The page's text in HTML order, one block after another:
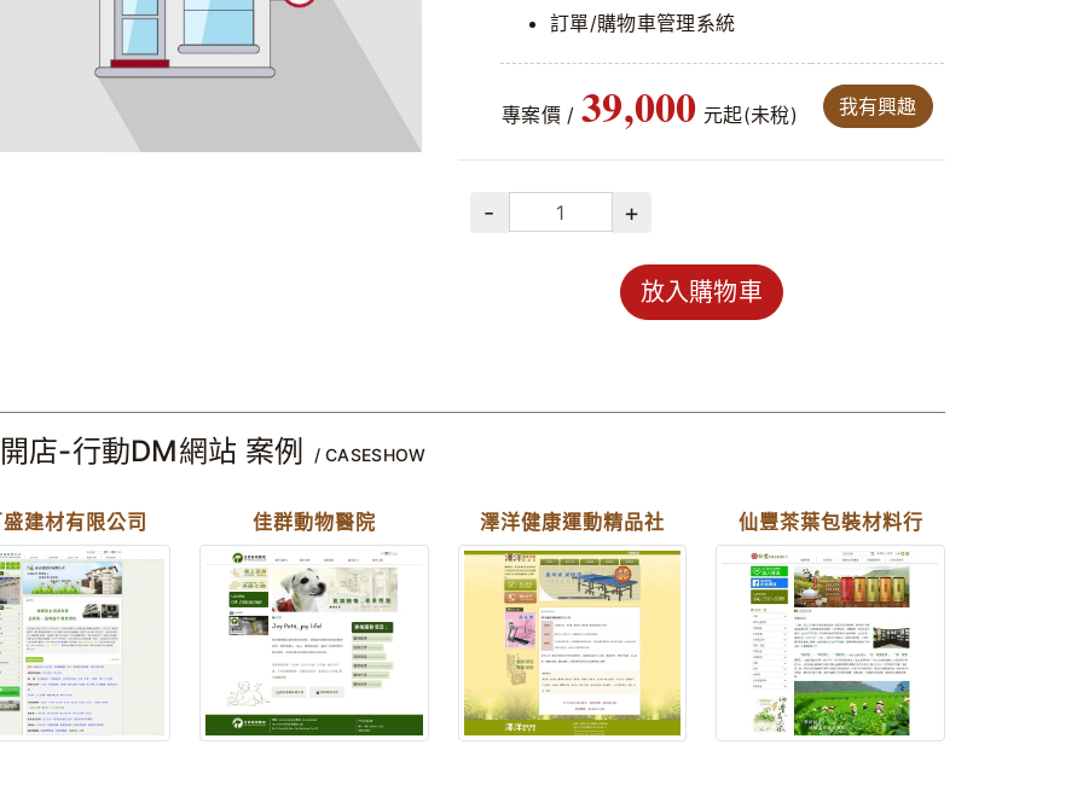
訂單/購物車管理系統
專案價 / 39,000 元起(未稅) 我有興趣
- +
放入購物車
店-行動DM網站 案例 / CASESHOW
建材有限公司 佳群動物醫院 澤洋健康運動精品社 仙豐茶葉包裝材料行